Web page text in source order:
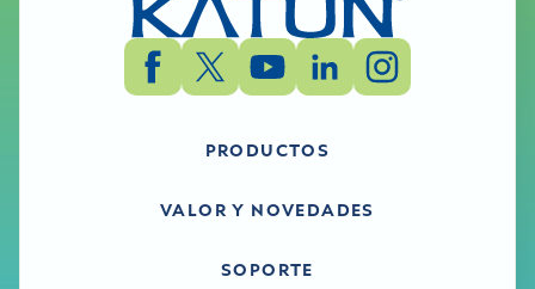
PRODUCTOS
VALOR Y NOVEDADES
SOPORTE